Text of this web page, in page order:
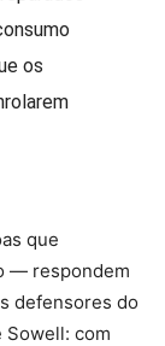
os
que
— respondem
defensores do
Sowell: com